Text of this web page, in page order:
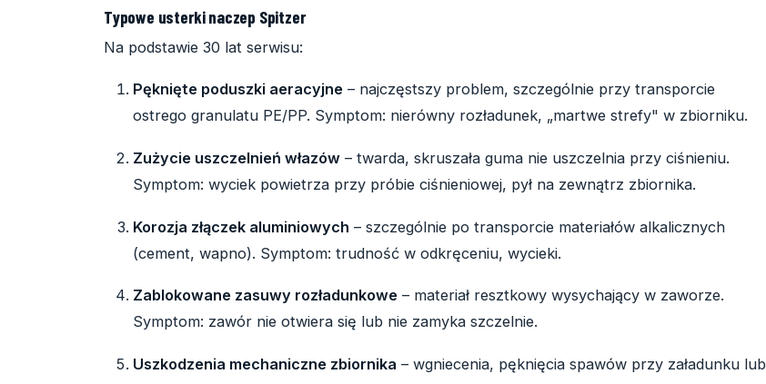
Typowe usterki naczep Spitzer
Na podstawie 30 lat serwisu:
Pęknięte poduszki aeracyjne – najczęstszy problem, szczególnie przy transporcie
ostrego granulatu PE/PP. Symptom: nierówny rozładunek, „martwe strefy" w zbiorniku.
Zużycie uszczelnień włazów – twarda, skruszała guma nie uszczelnia przy ciśnieniu.
Symptom: wyciek powietrza przy próbie ciśnieniowej, pył na zewnątrz zbiornika.
Korozja złączek aluminiowych – szczególnie po transporcie materiałów alkalicznych
(cement, wapno). Symptom: trudność w odkręceniu, wycieki.
Zablokowane zasuwy rozładunkowe – materiał resztkowy wysychający w zaworze.
Symptom: zawór nie otwiera się lub nie zamyka szczelnie.
Uszkodzenia mechaniczne zbiornika – wgniecenia, pęknięcia spawów przy załadunku lub